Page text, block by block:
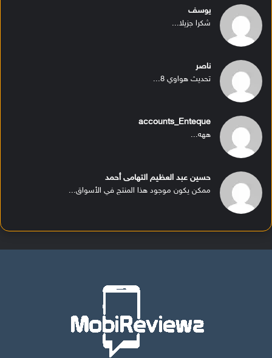
يوسف
شكرا جزيلا...
ناصر
تحديث هواوي 8...
accounts_Enteque
ههه...
حسين عبد العظيم التهامى أحمد
ممكن يكون موجود هذا المنتج في الأسواق...